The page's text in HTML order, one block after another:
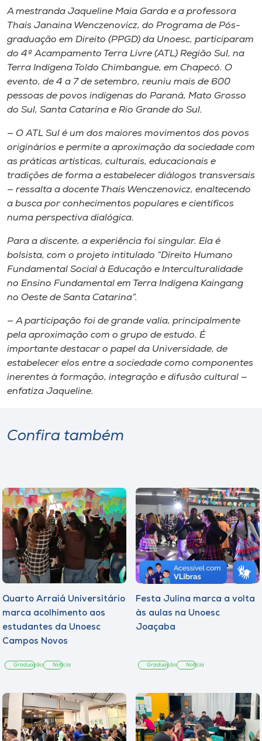
Store
Selecione
A mestranda Jaqueline Maia Garda e a professora
Thaís Janaina Wenczenovicz, do Programa de Pós-
graduação em Direito (PPGD) da Unoesc, participaram
do 4º Acampamento Terra Livre (ATL) Região Sul, na
Terra Indígena Toldo Chimbangue, em Chapecó. O
evento, de 4 a 7 de setembro, reuniu mais de 600
pessoas de povos indígenas do Paraná, Mato Grosso
do Sul, Santa Catarina e Rio Grande do Sul.
— O ATL Sul é um dos maiores movimentos dos povos
originários e permite a aproximação da sociedade com
as práticas artísticas, culturais, educacionais e
tradições de forma a estabelecer diálogos transversais
— ressalta a docente Thaís Wenczenovicz, enaltecendo
a busca por conhecimentos populares e científicos
numa perspectiva dialógica.
Para a discente, a experiência foi singular. Ela é
bolsista, com o projeto intitulado “Direito Humano
Fundamental Social à Educação e Interculturalidade
no Ensino Fundamental em Terra Indígena Kaingang
no Oeste de Santa Catarina”.
— A participação foi de grande valia, principalmente
pela aproximação com o grupo de estudo. É
importante destacar o papel da Universidade, de
estabelecer elos entre a sociedade como componentes
inerentes à formação, integração e difusão cultural —
enfatiza Jaqueline.
Confira também
Quarto Arraiá Universitário
marca acolhimento aos
estudantes da Unoesc
Campos Novos
Graduação Notícia
Festa Julina marca a volta
às aulas na Unoesc
Joaçaba
Graduação Notícia